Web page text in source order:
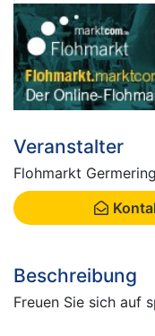
Veranstalter
Flohmarkt Germering
Beschreibung
Freuen Sie sich auf